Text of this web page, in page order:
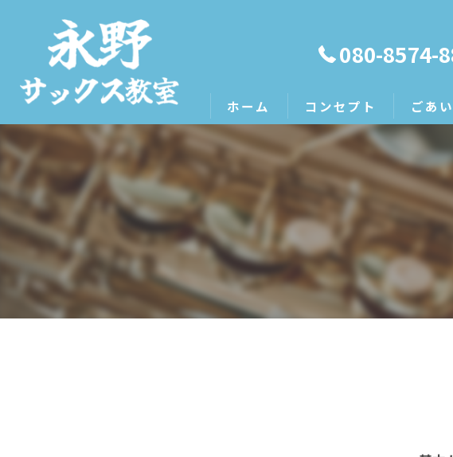
080-8574-
ホーム コンセプト ごあ